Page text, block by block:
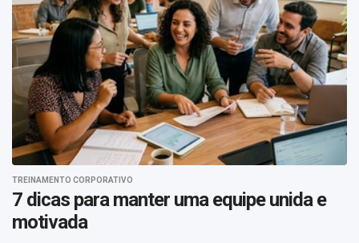
TREINAMENTO CORPORATIVO
7 dicas para manter uma equipe unida e
motivada